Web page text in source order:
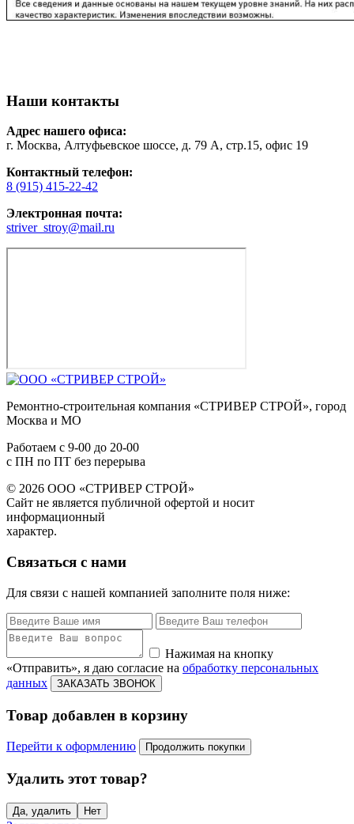
Наши контакты
Адрес нашего офиса:
г. Москва, Алтуфьевское шоссе, д. 79 А, стр.15, офис 19
Контактный телефон:
8 (915) 415-22-42
Электронная почта:
striver_stroy@mail.ru
Ремонтно-строительная компания «СТРИВЕР СТРОЙ», город
Москва и МО
Работаем с 9-00 до 20-00
с ПН по ПТ без перерыва
© 2026 ООО «СТРИВЕР СТРОЙ»
Сайт не является публичной офертой и носит
информационный
характер.
Связаться с нами
Для связи с нашей компанией заполните поля ниже:
Нажимая на кнопку
«Отправить», я даю согласие на обработку персональных
данных
ЗАКАЗАТЬ ЗВОНОК
Товар добавлен в корзину
Перейти к оформлению Продолжить покупки
Удалить этот товар?
Да, удалить Нет